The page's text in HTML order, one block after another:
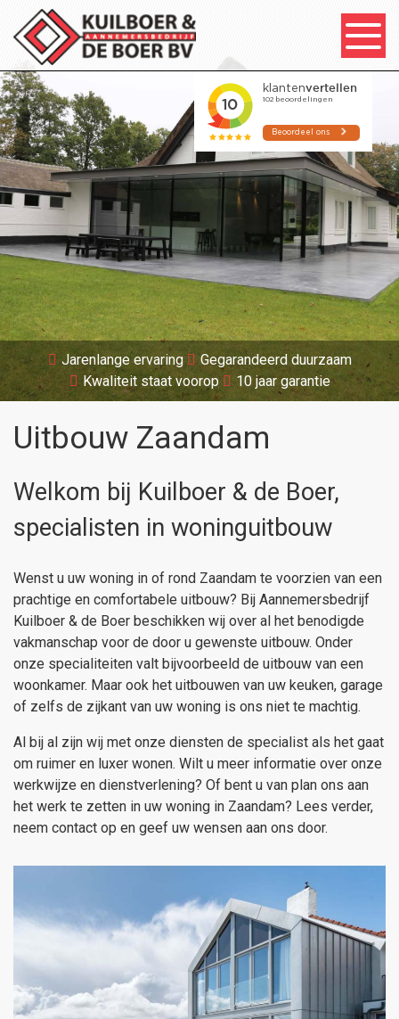
Jarenlange ervaring
Gegarandeerd duurzaam
Kwaliteit staat voorop
10 jaar garantie
Uitbouw Zaandam
Welkom bij Kuilboer & de Boer,
specialisten in woninguitbouw
Wenst u uw woning in of rond Zaandam te voorzien van een
prachtige en comfortabele uitbouw? Bij Aannemersbedrijf
Kuilboer & de Boer beschikken wij over al het benodigde
vakmanschap voor de door u gewenste uitbouw. Onder
onze specialiteiten valt bijvoorbeeld de uitbouw van een
woonkamer. Maar ook het uitbouwen van uw keuken, garage
of zelfs de zijkant van uw woning is ons niet te machtig.
Al bij al zijn wij met onze diensten de specialist als het gaat
om ruimer en luxer wonen. Wilt u meer informatie over onze
werkwijze en dienstverlening? Of bent u van plan ons aan
het werk te zetten in uw woning in Zaandam? Lees verder,
neem contact op en geef uw wensen aan ons door.